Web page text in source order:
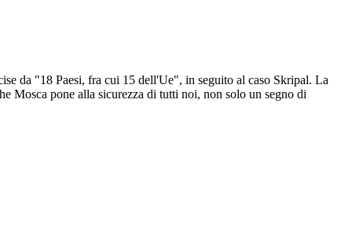
da "18 Paesi, fra cui 15 dell'Ue", in seguito al caso Skripal. La
Mosca pone alla sicurezza di tutti noi, non solo un segno di